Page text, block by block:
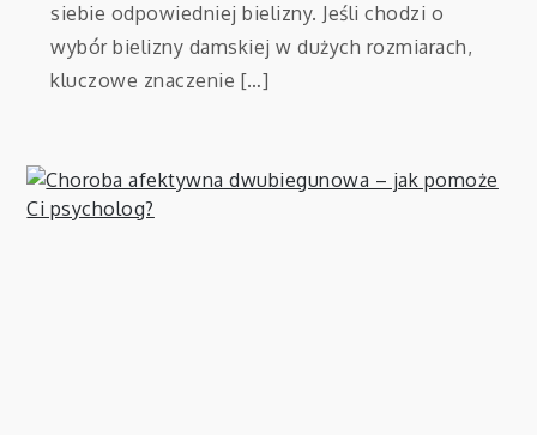
siebie odpowiedniej bielizny. Jeśli chodzi o
wybór bielizny damskiej w dużych rozmiarach,
kluczowe znaczenie […]